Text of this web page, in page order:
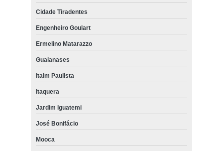
Cidade Tiradentes
Engenheiro Goulart
Ermelino Matarazzo
Guaianases
Itaim Paulista
Itaquera
Jardim Iguatemi
José Bonifácio
Mooca